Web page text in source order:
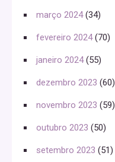
março 2024(34)
fevereiro 2024(70)
janeiro 2024(55)
dezembro 2023 (60)
novembro 2023 (59)
outubro 2023 (50)
setembro 2023 (51)